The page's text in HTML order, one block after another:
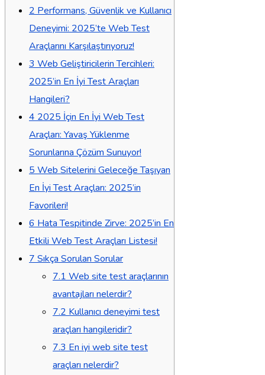
2 Performans, Güvenlik ve Kullanıcı
Deneyimi: 2025’te Web Test
Araçlarını Karşılaştırıyoruz!
3 Web Geliştiricilerin Tercihleri:
2025’in En İyi Test Araçları
Hangileri?
4 2025 İçin En İyi Web Test
Araçları: Yavaş Yüklenme
Sorunlarına Çözüm Sunuyor!
5 Web Sitelerini Geleceğe Taşıyan
En İyi Test Araçları: 2025’in
Favorileri!
6 Hata Tespitinde Zirve: 2025’in En
Etkili Web Test Araçları Listesi!
7 Sıkça Sorulan Sorular
7.1 Web site test araçlarının
avantajları nelerdir?
7.2 Kullanıcı deneyimi test
araçları hangileridir?
7.3 En iyi web site test
araçları nelerdir?